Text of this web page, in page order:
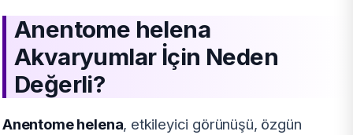
Anentome helena
Akvaryumlar İçin Neden
Değerli?
Anentome helena, etkileyici görünüşü, özgün